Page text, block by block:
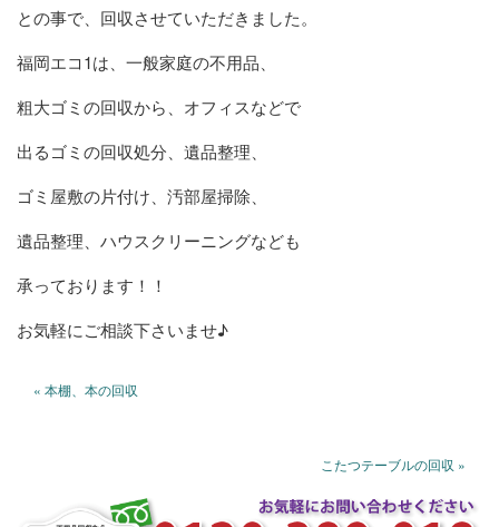
との事で、回収させていただきました。
福岡エコ1は、一般家庭の不用品、
粗大ゴミの回収から、オフィスなどで
出るゴミの回収処分、遺品整理、
ゴミ屋敷の片付け、汚部屋掃除、
遺品整理、ハウスクリーニングなども
承っております！！
お気軽にご相談下さいませ♪
« 本棚、本の回収
こたつテーブルの回収 »